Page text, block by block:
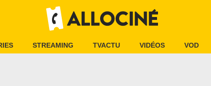
STREAMING TVACTU VIDÉOS VOD